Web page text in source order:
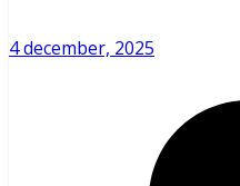
4 december, 2025